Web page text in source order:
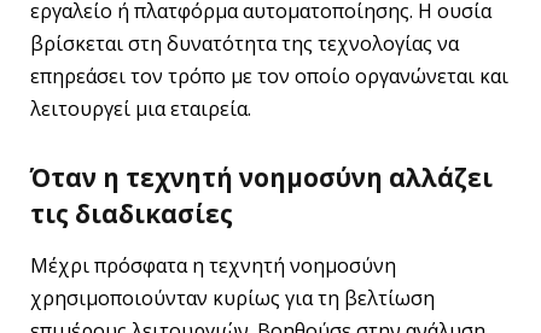
εργαλείο ή πλατφόρμα αυτοματοποίησης. Η ουσία
βρίσκεται στη δυνατότητα της τεχνολογίας να
επηρεάσει τον τρόπο με τον οποίο οργανώνεται και
λειτουργεί μια εταιρεία.
Όταν η τεχνητή νοημοσύνη αλλάζει
τις διαδικασίες
Μέχρι πρόσφατα η τεχνητή νοημοσύνη
χρησιμοποιούνταν κυρίως για τη βελτίωση